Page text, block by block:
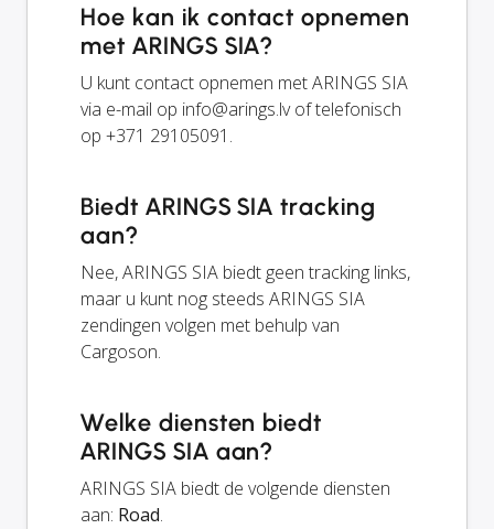
Hoe kan ik contact opnemen
met ARINGS SIA?
U kunt contact opnemen met ARINGS SIA
via e-mail op info@arings.lvof telefonisch
op +371 29105091.
Biedt ARINGS SIA tracking
aan?
Nee, ARINGS SIA biedt geen tracking links,
maar u kunt nog steeds ARINGS SIA
zendingen volgen met behulp van
Cargoson.
Welke diensten biedt
ARINGS SIA aan?
ARINGS SIA biedt de volgende diensten
aan: Road.